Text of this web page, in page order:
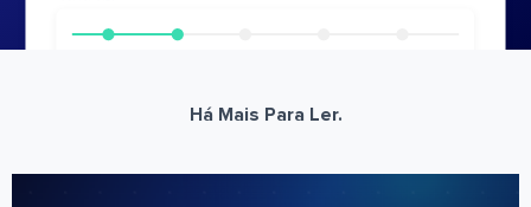
Há Mais Para Ler.